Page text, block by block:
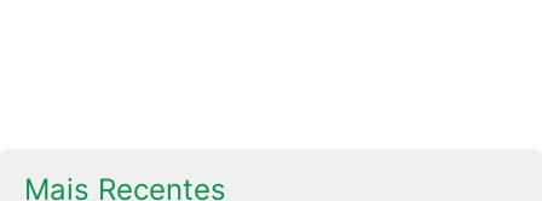
Mais Recentes